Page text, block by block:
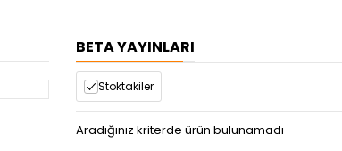
BETA YAYINLARI
Stoktakiler
Aradığınız kriterde ürün bulunamadı